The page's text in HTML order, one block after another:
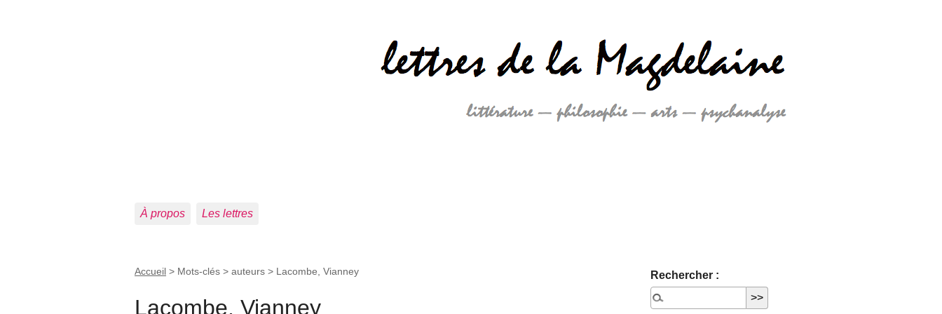
À propos Les lettres
Accueil > Mots-clés > auteurs > Lacombe, Vianney
Lacombe, Vianney
Rechercher :